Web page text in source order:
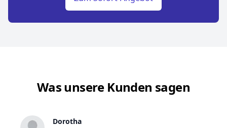
Was unsere Kunden sagen
Dorotha